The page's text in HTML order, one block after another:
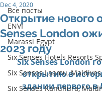
Все посты
ENVI
Marassi Egypt
Six Senses Hotels Resorts
Six Senses Laamu, Maldives
Six Senses Kanuhura,
Открытие нового
Senses London
2023 году
Dec 4, 2020
Six Senses London
открытию в
здании первого в